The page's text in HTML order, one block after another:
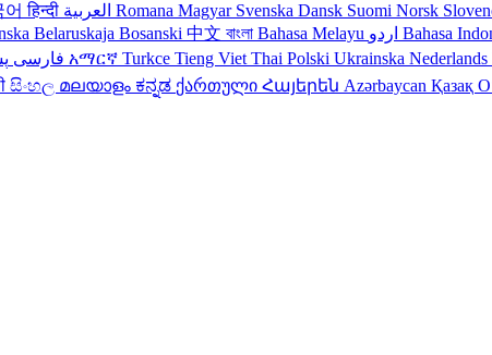
어हिन्दी Romana Magyar Svenska Dansk Suomi Norsk
Belaruskaja Bosanski 中文 বাংলা Bahasa Melayu Bahasa
فارسی አማርኛ Turkce Tieng Viet Thai Polski Ukrainska Nederlands
සිංහල മലയാളം ಕನ್ನಡ ქართული Հայերեն Azərbaycan Қазақ